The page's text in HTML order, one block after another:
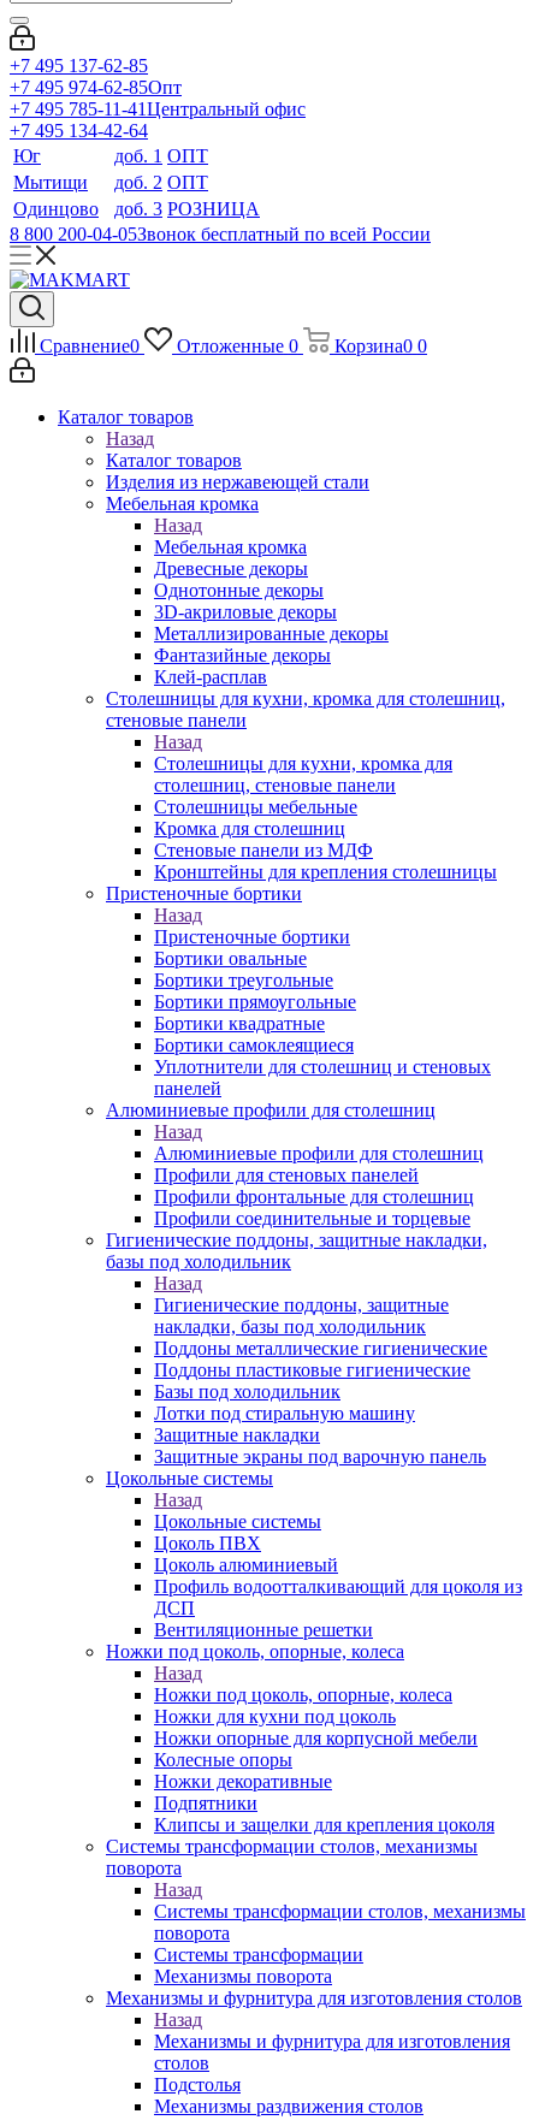
+7 495 137-62-85
+7 495 974-62-85Опт
+7 495 785-11-41Центральный офис
+7 495 134-42-64
Юг
доб. 1 ОПТ
Мытищи
доб. 2 ОПТ
Одинцово
доб. 3 РОЗНИЦА
8 800 200-04-05Звонок бесплатный по всей России
Сравнение0 Отложенные 0 Корзина0 0
Каталог товаров
Назад
Каталог товаров
Изделия из нержавеющей стали
Мебельная кромка
Назад
Мебельная кромка
Древесные декоры
Однотонные декоры
3D-акриловые декоры
Металлизированные декоры
Фантазийные декоры
Клей-расплав
Столешницы для кухни, кромка для столешниц,
стеновые панели
Назад
Столешницы для кухни, кромка для
столешниц, стеновые панели
Столешницы мебельные
Кромка для столешниц
Стеновые панели из МДФ
Кронштейны для крепления столешницы
Пристеночные бортики
Назад
Пристеночные бортики
Бортики овальные
Бортики треугольные
Бортики прямоугольные
Бортики квадратные
Бортики самоклеящиеся
Уплотнители для столешниц и стеновых
панелей
Алюминиевые профили для столешниц
Назад
Алюминиевые профили для столешниц
Профили для стеновых панелей
Профили фронтальные для столешниц
Профили соединительные и торцевые
Гигиенические поддоны, защитные накладки,
базы под холодильник
Назад
Гигиенические поддоны, защитные
накладки, базы под холодильник
Поддоны металлические гигиенические
Поддоны пластиковые гигиенические
Базы под холодильник
Лотки под стиральную машину
Защитные накладки
Защитные экраны под варочную панель
Цокольные системы
Назад
Цокольные системы
Цоколь ПВХ
Цоколь алюминиевый
Профиль водоотталкивающий для цоколя из
ДСП
Вентиляционные решетки
Ножки под цоколь, опорные, колеса
Назад
Ножки под цоколь, опорные, колеса
Ножки для кухни под цоколь
Ножки опорные для корпусной мебели
Колесные опоры
Ножки декоративные
Подпятники
Клипсы и защелки для крепления цоколя
Системы трансформации столов, механизмы
поворота
Назад
Системы трансформации столов, механизмы
поворота
Системы трансформации
Механизмы поворота
Механизмы и фурнитура для изготовления столов
Назад
Механизмы и фурнитура для изготовления
столов
Подстолья
Механизмы раздвижения столов